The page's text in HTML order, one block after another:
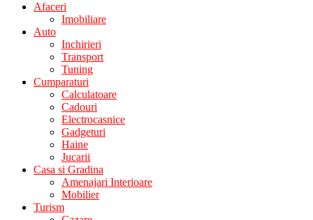
Afaceri
Imobiliare
Auto
Inchirieri
Transport
Tuning
Cumparaturi
Calculatoare
Cadouri
Electrocasnice
Gadgeturi
Haine
Jucarii
Casa si Gradina
Amenajari Interioare
Mobilier
Turism